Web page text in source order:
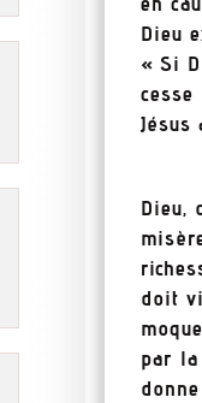
Dieu
« Si
cesse
Jésus
La
Dieu,
doit
par la